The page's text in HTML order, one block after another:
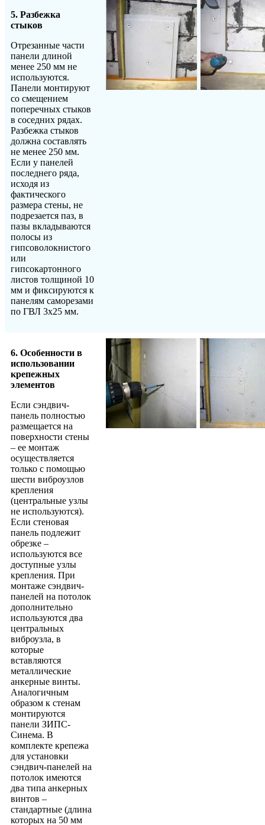
5. Разбежка
стыков
Отрезанные части
панели длиной
менее 250 мм не
используются.
Панели монтируют
со смещением
поперечных стыков
в соседних рядах.
Разбежка стыков
должна составлять
не менее 250 мм.
Если у панелей
последнего ряда,
исходя из
фактического
размера стены, не
подрезается паз, в
пазы вкладываются
полосы из
гипсоволокнистого
или
гипсокартонного
листов толщиной 10
мм и фиксируются к
панелям саморезами
по ГВЛ 3х25 мм.
6. Особенности в
использовании
крепежных
элементов
Если сэндвич-
панель полностью
размещается на
поверхности стены
– ее монтаж
осуществляется
только с помощью
шести виброузлов
крепления
(центральные узлы
не используются).
Если стеновая
панель подлежит
обрезке –
используются все
доступные узлы
крепления. При
монтаже сэндвич-
панелей на потолок
дополнительно
используются два
центральных
виброузла, в
которые
вставляются
металлические
анкерные винты.
Аналогичным
образом к стенам
монтируются
панели ЗИПС-
Синема. В
комплекте крепежа
для установки
сэндвич-панелей на
потолок имеются
два типа анкерных
винтов –
стандартные (длина
которых на 50 мм